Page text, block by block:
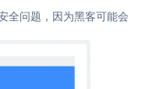
全问题，因为黑客可能会